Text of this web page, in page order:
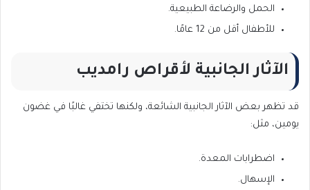
الحمل والرضاعة الطبيعية.
للأطفال أقل من 12 عامًا.
الآثار الجانبية لأقراص رامديب
قد تظهر بعض الآثار الجانبية الشائعة، ولكنها تختفي غالبًا في غضون
يومين، مثل:
اضطرابات المعدة.
الإسهال.